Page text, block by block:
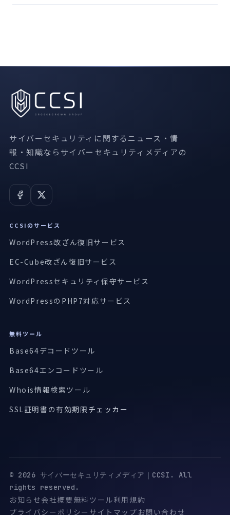
サイバーセキュリティに関するニュース・情
報・知識ならサイバーセキュリティメディアの
CCSI
CCSIのサービス
WordPress改ざん復旧サービス
EC-Cube改ざん復旧サービス
WordPressセキュリティ保守サービス
WordPressのPHP7対応サービス
無料ツール
Base64デコードツール
Base64エンコードツール
Whois情報検索ツール
SSL証明書の有効期限 チェッカー
© 2026 サイバーセキュリティメディア｜CCSI. All
rights reserved.
お知らせ会社概要無料ツール利用規約
プライバシーポリシー サイトマップ お問い合わせ